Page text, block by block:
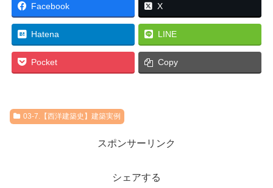
Facebook X
Hatena LINE
Pocket Copy
03-7.【西洋建築史】建築実例
スポンサーリンク
シェアする